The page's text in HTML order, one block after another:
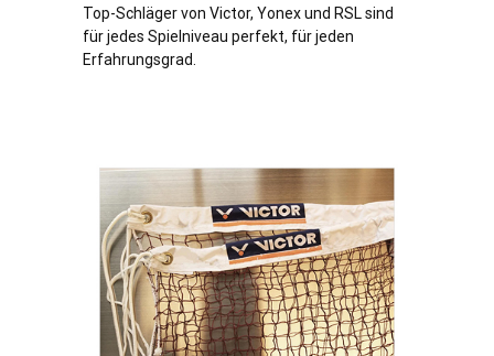
Top-Schläger von Victor, Yonex und RSL sind
für jedes Spielniveau perfekt, für jeden
Erfahrungsgrad.